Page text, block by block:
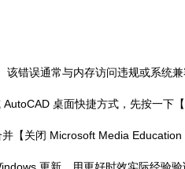
错误通常与内存访问违规或系统
桌面快捷方式，先按一下
【关闭 Microsoft Media